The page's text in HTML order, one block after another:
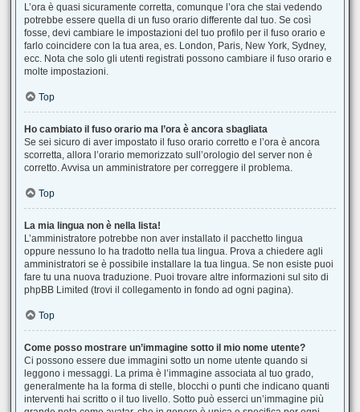
L’ora è quasi sicuramente corretta, comunque l’ora che stai vedendo
potrebbe essere quella di un fuso orario differente dal tuo. Se così
fosse, devi cambiare le impostazioni del tuo profilo per il fuso orario e
farlo coincidere con la tua area, es. London, Paris, New York, Sydney,
ecc. Nota che solo gli utenti registrati possono cambiare il fuso orario e
molte impostazioni.
Top
Ho cambiato il fuso orario ma l’ora è ancora sbagliata
Se sei sicuro di aver impostato il fuso orario corretto e l’ora è ancora
scorretta, allora l’orario memorizzato sull’orologio del server non è
corretto. Avvisa un amministratore per correggere il problema.
Top
La mia lingua non è nella lista!
L’amministratore potrebbe non aver installato il pacchetto lingua
oppure nessuno lo ha tradotto nella tua lingua. Prova a chiedere agli
amministratori se è possibile installare la tua lingua. Se non esiste puoi
fare tu una nuova traduzione. Puoi trovare altre informazioni sul sito di
phpBB Limited (trovi il collegamento in fondo ad ogni pagina).
Top
Come posso mostrare un’immagine sotto il mio nome utente?
Ci possono essere due immagini sotto un nome utente quando si
leggono i messaggi. La prima è l’immagine associata al tuo grado,
generalmente ha la forma di stelle, blocchi o punti che indicano quanti
interventi hai scritto o il tuo livello. Sotto può esserci un’immagine più